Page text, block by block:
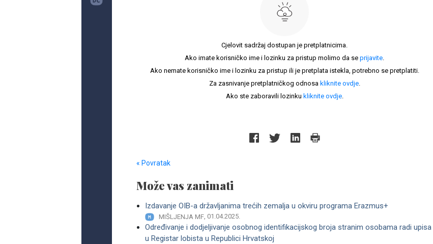
Cjelovit sadržaj dostupan je pretplatnicima.
Ako imate korisničko ime i lozinku za pristup molimo da se prijavite.
Ako nemate korisničko ime i lozinku za pristup ili je pretplata istekla, potrebno se pretplatiti.
Za zasnivanje pretplatničkog odnosa kliknite ovdje.
Ako ste zaboravili lozinku kliknite ovdje.
« Povratak
Može vas zanimati
Izdavanje OIB-a državljanima trećih zemalja u okviru programa Erazmus+
MIŠLJENJA MF, 01.04.2025.
Određivanje i dodjeljivanje osobnog identifikacijskog broja stranim osobama radi upisa
u Registar lobista u Republici Hrvatskoj